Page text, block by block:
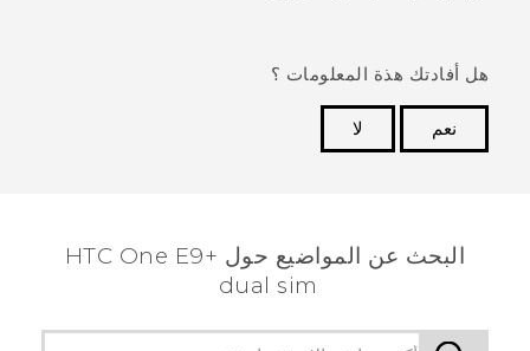
هل أفادتك هذة المعلومات ؟
نعم
لا
البحث عن المواضيع حول HTC One E9+
dual sim